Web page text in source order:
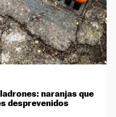
naranjas que
desprevenidos